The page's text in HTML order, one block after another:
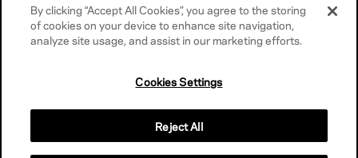
Términos y condiciones
Política de privacidad
By clicking “Accept All Cookies”, you agree to the storing
of cookies on your device to enhance site navigation,
analyze site usage, and assist in our marketing efforts.
Cookies Settings
Reject All